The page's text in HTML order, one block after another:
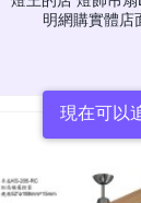
明網購實體店
現在可以